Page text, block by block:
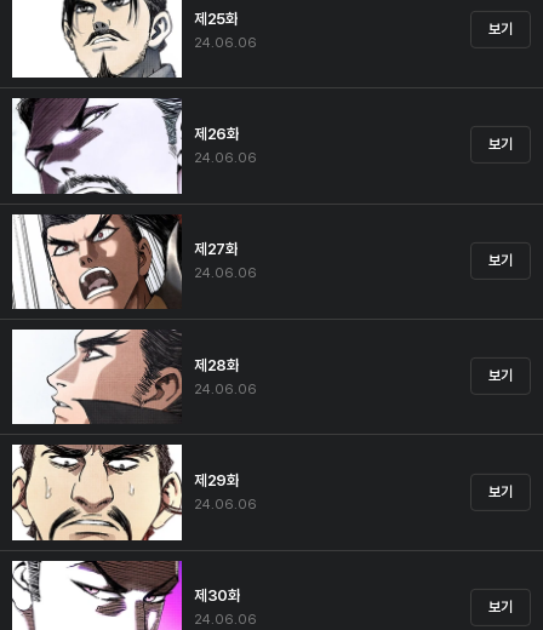
제25화
24.06.06
보기
제26화
24.06.06
보기
제27화
24.06.06
보기
제28화
24.06.06
보기
제29화
24.06.06
보기
제30화
24.06.06
보기